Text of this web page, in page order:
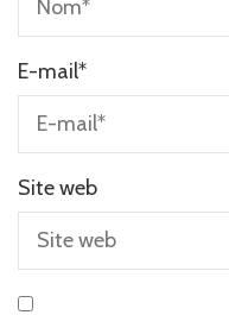
E-mail*
Site web